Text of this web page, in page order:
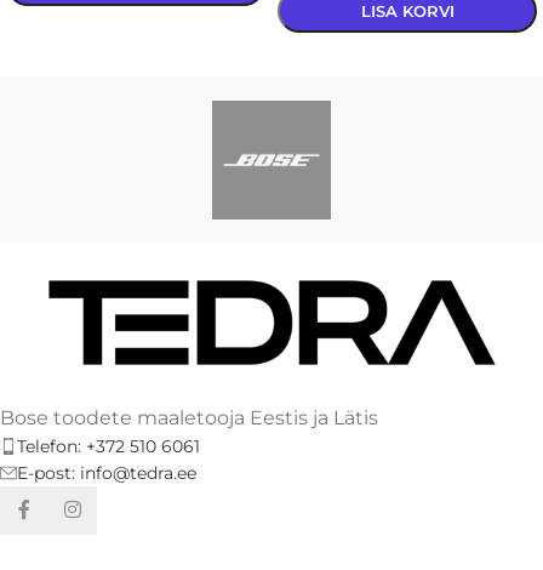
LISA KORVI
Bose toodete maaletooja Eestis ja Lätis
Telefon: +372 510 6061
E-post: info@tedra.ee